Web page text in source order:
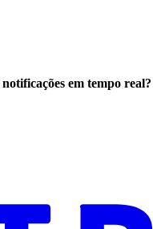
notificações em tempo real?